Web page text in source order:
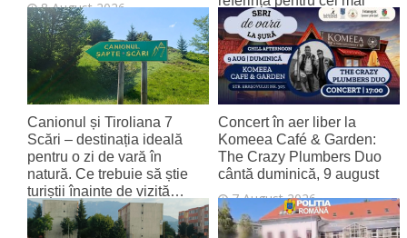
8 August 2026
tânăr aeroport al țării
8 August 2026
Canionul și Tiroliana 7
Scări – destinația ideală
pentru o zi de vară în
natură. Ce trebuie să știe
turiștii înainte de vizită…
7 August 2026
Concert în aer liber la
Komeea Café & Garden:
The Crazy Plumbers Duo
cântă duminică, 9 august
7 August 2026